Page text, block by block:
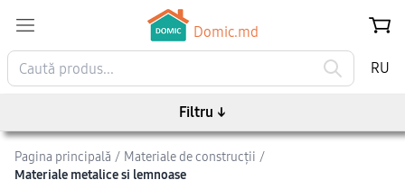
Domic.md
RU
Pagina principală / Materiale de construcții /
Materiale metalice și lemnoase
Filtru ↓